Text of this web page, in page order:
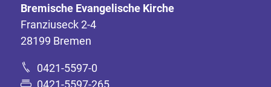
Bremische Evangelische Kirche
Franziuseck 2-4
28199 Bremen
0421-5597-0
0421-5597-265